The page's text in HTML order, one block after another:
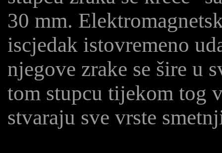
30 mm.
iscjedak istovremeno
njegove zrake se šire u
tom stupcu tijekom tog
stvaraju sve vrste